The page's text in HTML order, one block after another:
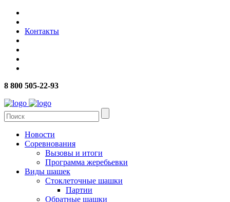
Контакты
8 800 505-22-93
Новости
Соревнования
Вызовы и итоги
Программа жеребьевки
Виды шашек
Стоклеточные шашки
Партии
Обратные шашки